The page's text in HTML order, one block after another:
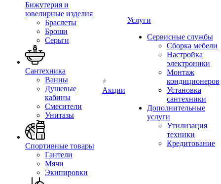
Бижутерия и
ювелирные изделия
Браслеты
Броши
Серьги
Сантехника
Ванны
Душевые
кабины
Смесители
Унитазы
Спортивные товары
Гантели
Мячи
Экипировки
Акции
Услуги
Сервисные службы
Сборка мебели
Настройка
электроники
Монтаж
кондиционеров
Установка
сантехники
Дополнительные
услуги
Утилизация
техники
Кредитование